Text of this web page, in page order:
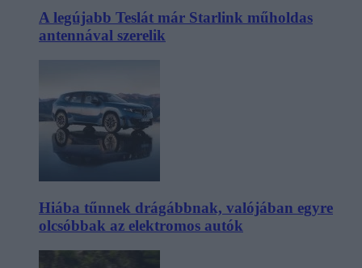
A legújabb Teslát már Starlink műholdas
antennával szerelik
Hiába tűnnek drágábbnak, valójában egyre
olcsóbbak az elektromos autók